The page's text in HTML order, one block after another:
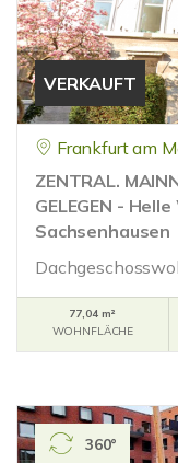
VERKAUFT
Frankfurt am
ZENTRAL.
GELEGEN -
Sachsenhausen
77,04 m²
WOHNFLÄCHE
360°